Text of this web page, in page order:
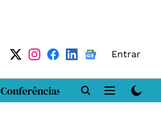
Entrar
Conferências DN LAB